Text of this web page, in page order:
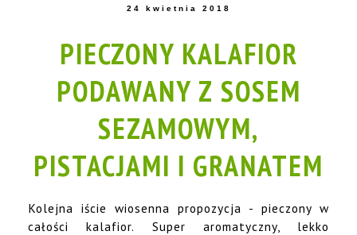
24 kwietnia 2018
PIECZONY KALAFIOR
PODAWANY Z SOSEM
SEZAMOWYM,
PISTACJAMI I GRANATEM
Kolejna iście wiosenna propozycja - pieczony w
całości kalafior. Super aromatyczny, lekko